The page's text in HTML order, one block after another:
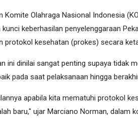
Komite Olahraga Nasional Indonesia
keberhasilan penyelenggaraan
protokol kesehatan (prokes) secara
ini dinilai sangat penting supaya tidak
pada saat pelaksanaan hingga
apabila kita mematuhi protokol
baru," ujar Marciano Norman, dalam